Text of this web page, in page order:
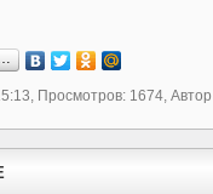
Просмотров: 1674, Автор